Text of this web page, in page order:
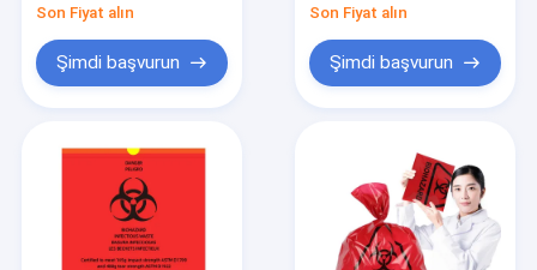
Son Fiyat alın
Şimdi başvurun
Son Fiyat alın
Şimdi başvurun